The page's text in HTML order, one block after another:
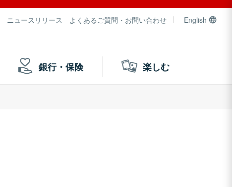
ニュースリリース よくあるご質問・お問い合わせ English
銀行・保険 楽しむ